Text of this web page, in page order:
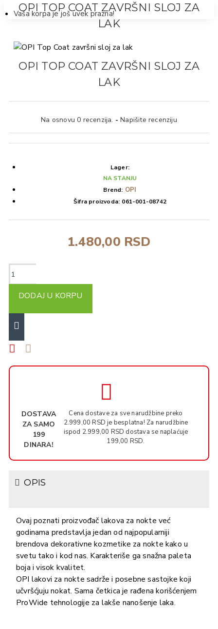
Vaša korpa je još uvek prazna!
OPI TOP COAT ZAVRŠNI SLOJ ZA
LAK
OPI TOP COAT ZAVRŠNI SLOJ ZA
LAK
Na osnovu 0 recenzija. - Napišite recenziju
1.480,00 RSD
Lager:
NA STANJU
Brend: OPI
Šifra proizvoda: 061-001-08742
DODAJ U KORPU
DOSTAVA
ZA SAMO
199
DINARA!
Cena dostave za sve narudžbine preko
2.999,00 RSD je besplatna! Za narudžbine
ispod 2.999,00 RSD dostava se naplaćuje
199,00 RSD.
OPIS
Ovaj poznati proizvođač lakova za nokte već
godinama predstavlja jedan od najpopularniji
brendova dekorativne kozmetike za nokte kako u
svetu tako i kod nas. Karakteriše ga snažna paleta
boja i visok kvalitet.
OPI lakovi za nokte sadrže i posebne sastojke koji
učvršćjuju nokat. Sama četkica je rađena korišćenjem
ProWide tehnologije za lakše nanošenje laka.